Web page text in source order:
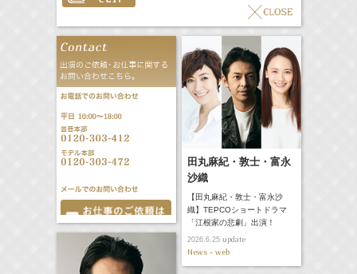
田丸麻紀・敦士・富永
沙織
【田丸麻紀・敦士・富永沙
織】TEPCOショートドラマ
「江根家の悲劇」出演！
2026.6.25update
News - web